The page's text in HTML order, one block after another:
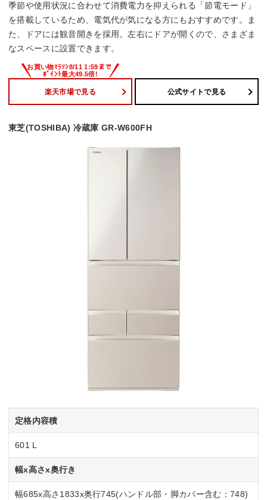
季節や使用状況に合わせて消費電力を抑えられる「節電モード」
を搭載しているため、電気代が気になる方にもおすすめです。ま
た、ドアには観音開きを採用。左右にドアが開くので、さまざま
なスペースに設置できます。
楽天市場で見る 公式サイトで見る
東芝(TOSHIBA) 冷蔵庫 GR-W600FH
定格内容積
601 L
幅x高さx奥行き
幅685x高さ1833x奥行745(ハンドル部・脚カバー含む：748)